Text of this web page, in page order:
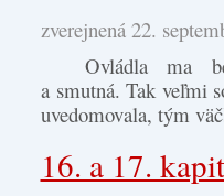
zverejnená 22.
Ovládla ma
a smutná. Tak veľmi
uvedomovala, tým
16. a 17.